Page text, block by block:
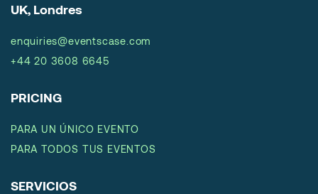
UK, Londres
enquiries@eventscase.com
+44 20 3608 6645
PRICING
PARA UN ÚNICO EVENTO
PARA TODOS TUS EVENTOS
SERVICIOS